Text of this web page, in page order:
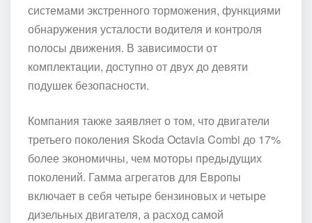
системами экстренного торможения, функциями
обнаружения усталости водителя и контроля
полосы движения. В зависимости от
комплектации, доступно от двух до девяти
подушек безопасности.
Компания также заявляет о том, что двигатели
третьего поколения Skoda Octavia Combi до 17%
более экономичны, чем моторы предыдущих
поколений. Гамма агрегатов для Европы
включает в себя четыре бензиновых и четыре
дизельных двигателя, а расход самой